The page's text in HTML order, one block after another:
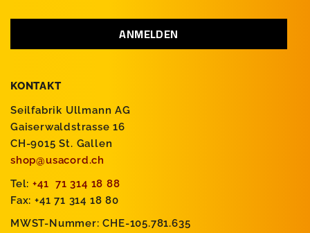
KONTAKT
Seilfabrik Ullmann AG
Gaiserwaldstrasse 16
CH-9015 St. Gallen
shop@usacord.ch
Tel: +41 71 314 18 88
Fax: +41 71 314 18 80
MWST-Nummer: CHE-105.781.635